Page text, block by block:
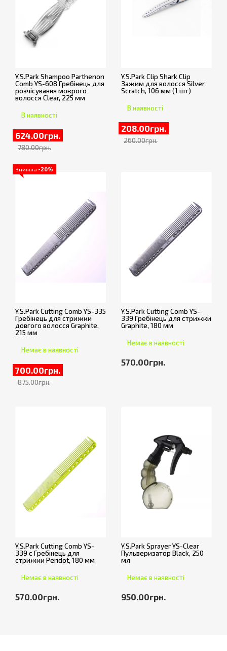
Y.S.Park Shampoo Parthenon
Comb YS-608 Гребінець для
розчісування мокрого
волосся Clear, 225 мм
В наявності
624.00грн.
780.00грн.
Y.S.Park Clip Shark Clip
Зажим для волосся Silver
Scratch, 106 мм (1 шт)
В наявності
208.00грн.
260.00грн.
Знижка -20%
Y.S.Park Cutting Comb YS-335
Гребінець для стрижки
довгого волосся Graphite,
215 мм
Немає в наявності
700.00грн.
875.00грн.
Y.S.Park Cutting Comb YS-
339 Гребінець для стрижки
Graphite, 180 мм
Немає в наявності
570.00грн.
Y.S.Park Cutting Comb YS-
339 c Гребінець для
стрижки Peridot, 180 мм
Немає в наявності
570.00грн.
Y.S.Park Sprayer YS-Clear
Пульверизатор Black, 250
мл
Немає в наявності
950.00грн.